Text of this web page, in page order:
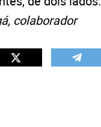
colaborador